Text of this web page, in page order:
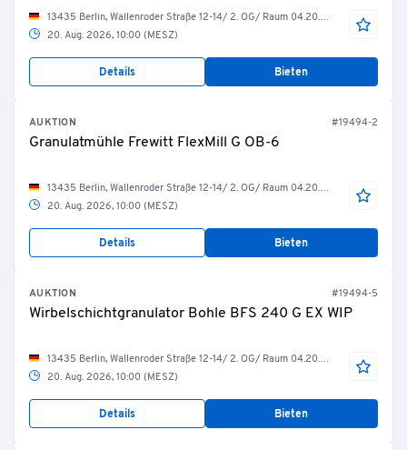
13435 Berlin, Wallenroder Straße 12-14/ 2. OG/ Raum 04.20.30 Wirbelschicht-Granulation
20. Aug. 2026, 10:00 (MESZ)
Details Bieten
AUKTION #19494-2
Granulatmühle Frewitt FlexMill G OB-6
13435 Berlin, Wallenroder Straße 12-14/ 2. OG/ Raum 04.20.30 Wirbelschicht-Granulation
20. Aug. 2026, 10:00 (MESZ)
Details Bieten
AUKTION #19494-5
Wirbelschichtgranulator Bohle BFS 240 G EX WIP
13435 Berlin, Wallenroder Straße 12-14/ 2. OG/ Raum 04.20.29 Wirbelschicht-Granulation
20. Aug. 2026, 10:00 (MESZ)
Details Bieten